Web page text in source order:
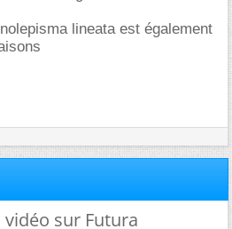
lineata est également
vidéo sur Futura